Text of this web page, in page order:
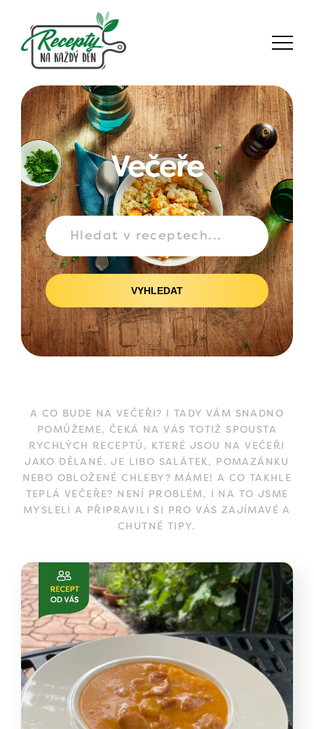
Večeře
VYHLEDAT
A CO BUDE NA VEČEŘI? I TADY VÁM SNADNO
POMŮŽEME, ČEKÁ NA VÁS TOTIŽ SPOUSTA
RYCHLÝCH RECEPTŮ, KTERÉ JSOU NA VEČEŘI
JAKO DĚLANÉ. JE LIBO SALÁTEK, POMAZÁNKU
NEBO OBLOŽENÉ CHLEBY? MÁME! A CO TAKHLE
TEPLÁ VEČEŘE? NENÍ PROBLÉM, I NA TO JSME
MYSLELI A PŘIPRAVILI SI PRO VÁS ZAJÍMAVÉ A
CHUTNÉ TIPY.